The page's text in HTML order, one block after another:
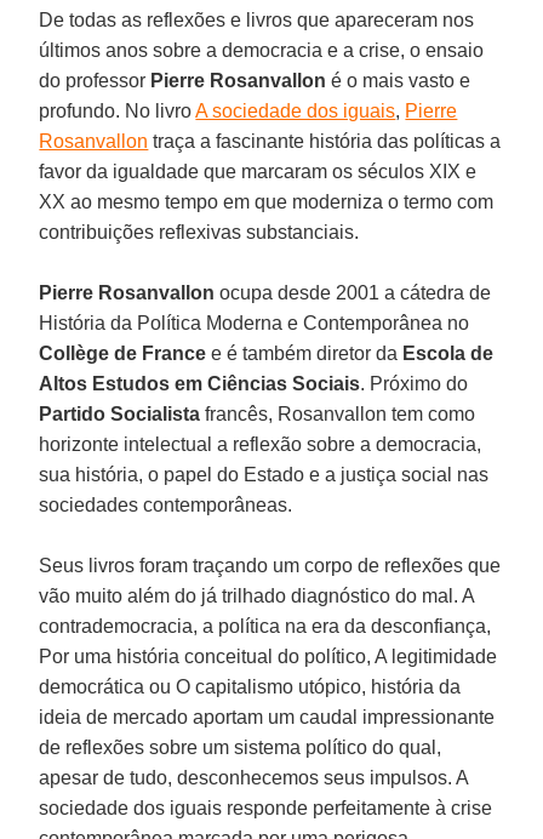
De todas as reflexões e livros que apareceram nos
últimos anos sobre a democracia e a crise, o ensaio
do professor Pierre Rosanvallon é o mais vasto e
profundo. No livroA sociedade dos iguais, Pierre
Rosanvallon traça a fascinante história das políticas a
favor da igualdade que marcaram os séculos XIX e
XX ao mesmo tempo em que moderniza o termo com
contribuições reflexivas substanciais.
Pierre Rosanvallon ocupa desde 2001 a cátedra de
História da Política Moderna e Contemporânea no
Collège de France e é também diretor da Escola de
Altos Estudos em Ciências Sociais. Próximo do
Partido Socialista francês, Rosanvallon tem como
horizonte intelectual a reflexão sobre a democracia,
sua história, o papel do Estado e a justiça social nas
sociedades contemporâneas.
Seus livros foram traçando um corpo de reflexões que
vão muito além do já trilhado diagnóstico do mal. A
contrademocracia, a política na era da desconfiança,
Por uma história conceitual do político, A legitimidade
democrática ou O capitalismo utópico, história da
ideia de mercado aportam um caudal impressionante
de reflexões sobre um sistema político do qual,
apesar de tudo, desconhecemos seus impulsos. A
sociedade dos iguais responde perfeitamente à crise